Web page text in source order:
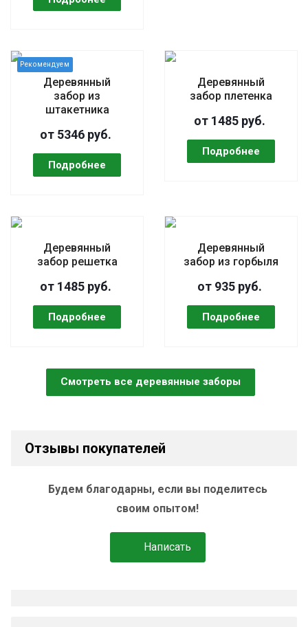
Деревянный
забор из
штакетника
от 5346 руб.
Деревянный
забор плетенка
от 1485 руб.
Деревянный
забор решетка
от 1485 руб.
Деревянный
забор из горбыля
от 935 руб.
Смотреть все деревянные заборы
Отзывы покупателей
Будем благодарны, если вы поделитесь
своим опытом!
Написать